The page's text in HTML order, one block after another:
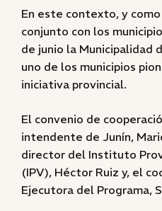
En este contexto, y
conjunto con los
de junio la Municipalidad
uno de los municipios
iniciativa provincial.
El convenio de
intendente de Junín,
director del Instituto
(IPV), Héctor Ruiz y, el
Ejecutora del Programa,